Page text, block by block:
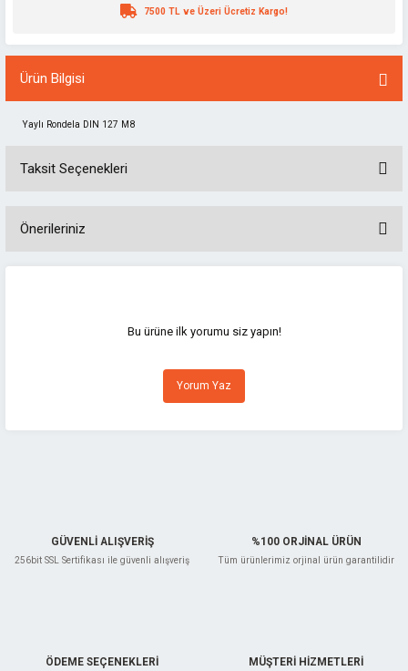
7500 TL ve Üzeri Ücretiz Kargo!
Ürün Bilgisi
Yaylı Rondela DIN 127 M8
Taksit Seçenekleri
Önerileriniz
Görüş ve önerileriniz için teşekkür ederiz.
Ürün resmi kalitesiz, bozuk veya görüntülenemiyor.
Ürün açıklamasında eksik bilgiler bulunuyor.
Bu ürüne ilk yorumu siz yapın!
Yorum Yaz
GÜVENLİ ALIŞVERİŞ
256bit SSL Sertifikası ile güvenli alışveriş
%100 ORJİNAL ÜRÜN
Tüm ürünlerimiz orjinal ürün garantilidir
ÖDEME SEÇENEKLERİ MÜŞTERİ HİZMETLERİ